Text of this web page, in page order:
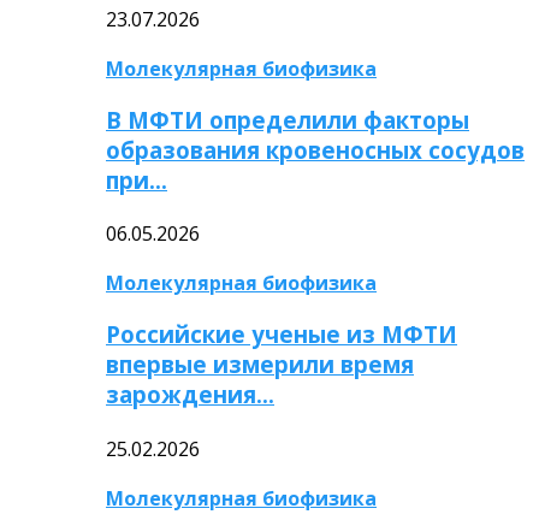
23.07.2026
Молекулярная биофизика
В МФТИ определили факторы
образования кровеносных сосудов
при…
06.05.2026
Молекулярная биофизика
Российские ученые из МФТИ
впервые измерили время
зарождения…
25.02.2026
Молекулярная биофизика